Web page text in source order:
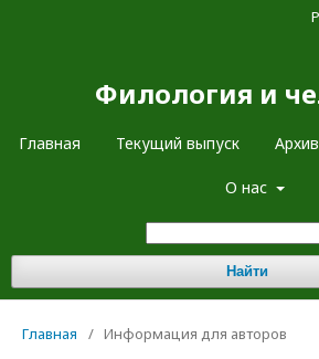
Филология и
Главная Текущий выпуск
О нас
Найти
Главная / Информация для авторов